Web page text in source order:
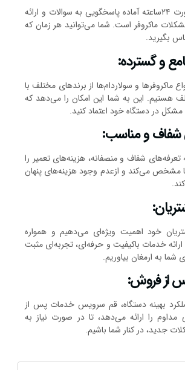
قم سرویس به صورت ۲۴ساعته آماده پاسخگویی به سوالات و ارائه
ماکروفر است. شما می‌توانید هر زمان که
بگیرید.
ماکروفرها و سولاردام‌ها از برندهای مختلف با
هستیم. این به شما این امکان را می‌دهد که
مشکل در دستگاه خود اعتماد کنید.
شفاف و منصفانه، هزینه‌های تعمیر را
مشخص می‌کند و ازعدم وجود هزینه‌های پنهان
خود اهمیت ویژه‌ای می‌دهیم و همواره
خدمات باکیفیت و حرفه‌ای، تجربه‌ای مثبت
به ارمغان بیاوریم.
بهینه دستگاه، قم سرویس خدمات پس از
را ارائه می‌دهد، تا در صورت نیاز به
جدید، در کنار شما باشیم.